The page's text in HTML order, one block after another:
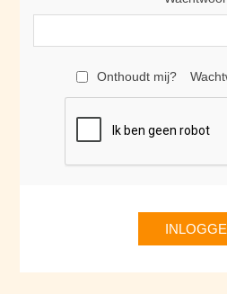
Onthoudt mij?